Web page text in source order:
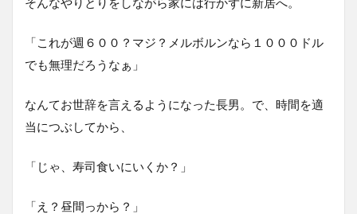
「これが週６００？マジ？メルボルンなら１０００ドル
でも無理だろうなぁ」
なんてお世辞を言えるようになった長男。で、時間を適
当につぶしてから、
「じゃ、寿司食いにいくか？」
「え？昼間っから？」